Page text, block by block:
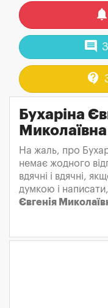
notifications
comment
contact_support
Бухаріна
Миколаївна
На жаль, про
немає жодного
вдячні і вдячні,
думкою і написати,
Євгенія